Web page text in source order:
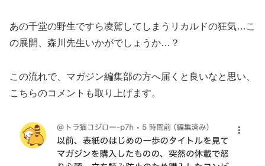
あの千堂の野生ですら凌駕してしまうリカルドの狂気…こ
の展開、森川先生いかがでしょうか…？
この流れで、マガジン編集部の方へ届くと良いなと思い、
こちらのコメントも取り上げます。